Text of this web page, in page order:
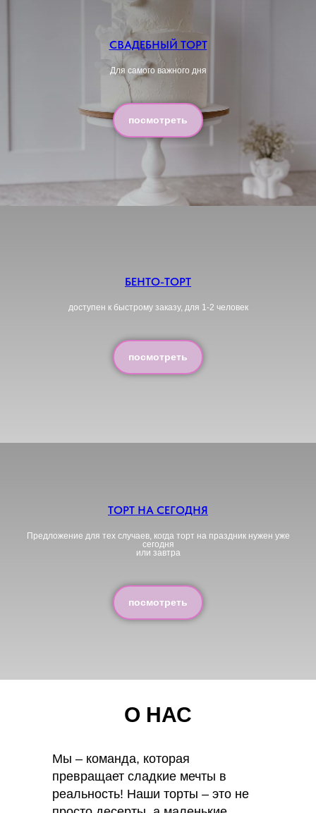
СВАДЕБНЫЙ ТОРТ
Для самого важного дня
посмотреть
БЕНТО-ТОРТ
доступен к быстрому заказу, для 1-2 человек
посмотреть
ТОРТ НА СЕГОДНЯ
Предложение для тех случаев, когда торт на праздник нужен уже
сегодня
или завтра
посмотреть
О НАС
Мы – команда, которая
превращает сладкие мечты в
реальность! Наши торты – это не